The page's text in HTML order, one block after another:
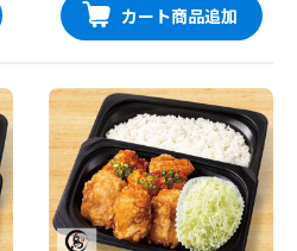
カート商品追加